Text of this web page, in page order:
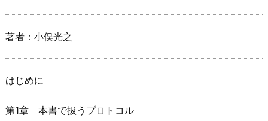
著者：小俣光之
はじめに
第1章 本書で扱うプロトコル